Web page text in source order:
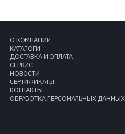
О КОМПАНИИ
КАТАЛОГИ
ДОСТАВКА И ОПЛАТА
СЕРВИС
НОВОСТИ
СЕРТИФИКАТЫ
КОНТАКТЫ
ОБРАБОТКА ПЕРСОНАЛЬНЫХ ДАННЫХ